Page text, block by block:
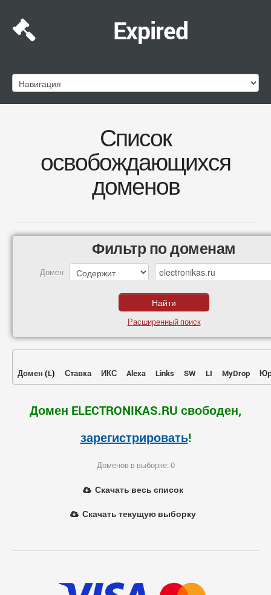
Expired
Список
освобождающихся
доменов
Фильтр по доменам
Домен
Расширенный поиск
Домен (L) Ставка ИКС Alexa Links SW LI MyDrop
Домен ELECTRONIKAS.RU свободен,
зарегистрировать!
Доменов в выборке: 0
Скачать весь список
Скачать текущую выборку